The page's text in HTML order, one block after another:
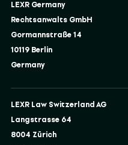
LEXR Germany
Rechtsanwalts GmbH
Gormannstraße 14
10119 Berlin
Germany
LEXR Law Switzerland AG
Langstrasse 64
8004 Zürich